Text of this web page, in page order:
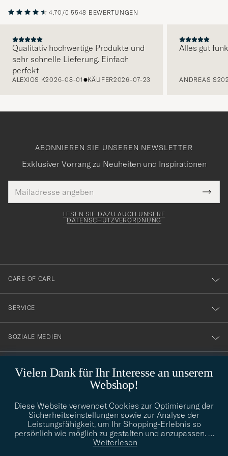
4.70/5 5548 BEWERTUNGEN
Qualitativ hochwertige Produkte und
sehr schnelle Lieferung. Einfach
perfekt
ALEXIOS K2026-08-01 KÄUFER2026-07-23
Alles gut
ANDREAS S
Vielen Dank für Ihr Interesse an unserem
Webshop!
Diese Website verwendet Cookies zur Optimierung der
Sicherheitseinstellungen sowie zur Analyse der
Leistungsfähigkeit, um Ihr Shopping-Erlebnis so
persönlich wie möglich zu gestalten und anzupassen. …
Weiterlesen
ABONNIEREN SIE UNSEREN NEWSLETTER
Exklusiver Vorrang zu Neuheiten und Inspirationen
Mail
Adresse
Tack
för
dig
till
vårt
nyhetsbrev!
LESEN SIE DAZU AUCH UNSERE
DATENSCHUTZVERORDNUNG
CARE OF CARL
SERVICE
SOZIALE MEDIEN
STILBERATUNG
Benötigen Sie Hilfe bei der Suche nach Ihrem persönlichen Stil?
Wenden Sie sich an uns, wir helfen Ihnen gerne weiter!